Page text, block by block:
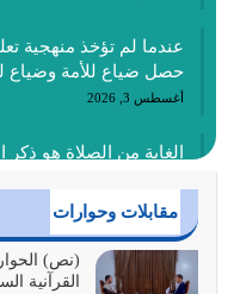
عندما لم تؤخذ منهجية
حصل ضياع للأمة وضياع
أغسطس 3, 2026
الغاية من الصلاة هو
أغسطس 2, 2026
السبب الرئيسي لشقاء
لحدود الله بالإضافات
مقابلات وحوارات
(نص) الحوار
القرآنية